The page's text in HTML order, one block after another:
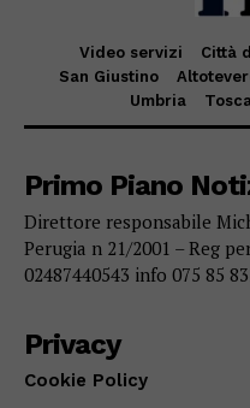
Video servizi Città
San Giustino
Umbria
Primo Piano
Direttore responsabile
Perugia n 21/2001 – Reg
02487440543 info 075 85
Privacy
Cookie Policy